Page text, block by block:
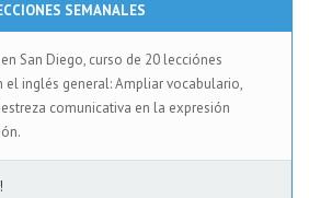
SEMANALES
San Diego, curso de 20 lecciónes
el inglés general: Ampliar vocabulario,
comunicativa en la expresión